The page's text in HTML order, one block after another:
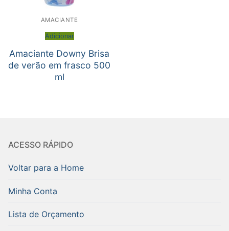
AMACIANTE
Adicionar
Amaciante Downy Brisa
de verão em frasco 500
ml
ACESSO RÁPIDO
Voltar para a Home
Minha Conta
Lista de Orçamento